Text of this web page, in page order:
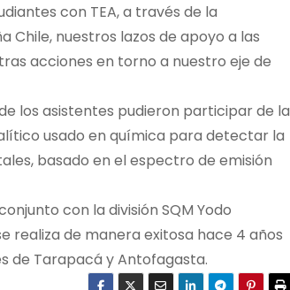
con TEA, a través de la
Chile, nuestros lazos de apoyo a las
acciones en torno a nuestro eje de
los asistentes pudieron participar de la
usado en química para detectar la
basado en el espectro de emisión
con la división SQM Yodo
realiza de manera exitosa hace 4 años
de Tarapacá y Antofagasta.